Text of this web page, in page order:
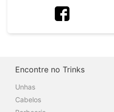
Encontre no Trinks
Unhas
Cabelos